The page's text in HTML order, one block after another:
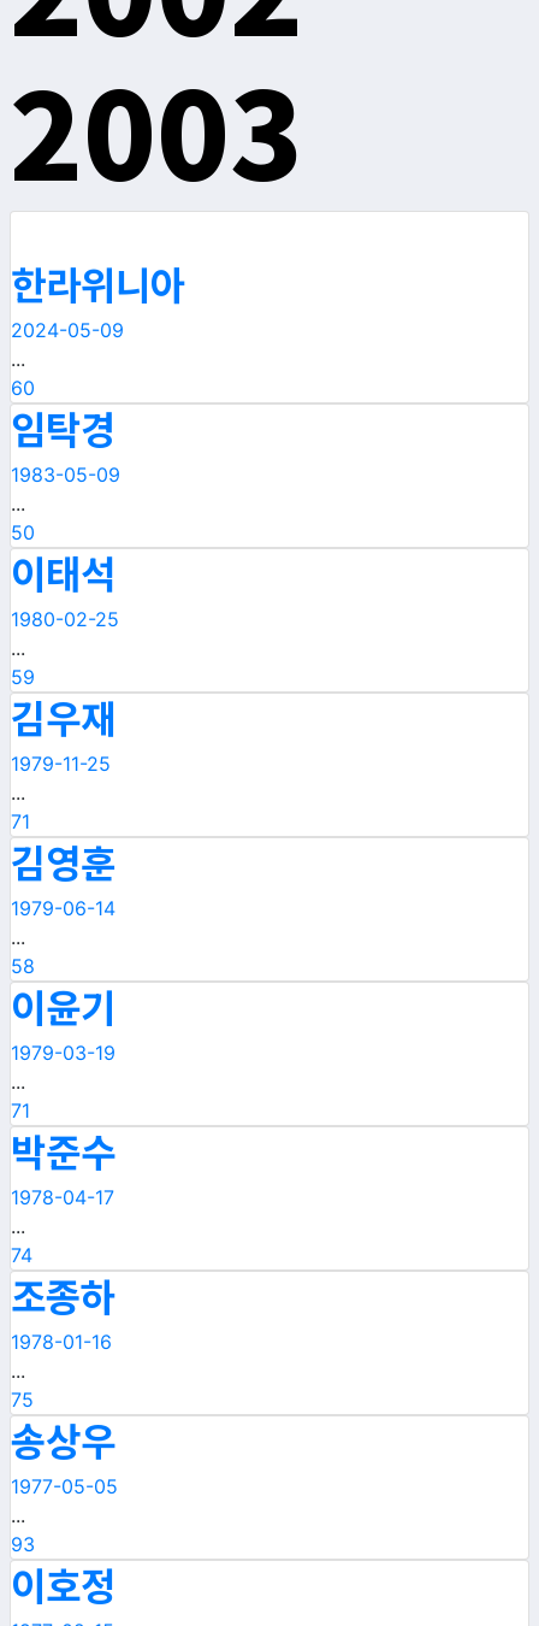
2003
한라위니아
2024-05-09
...
60
임탁경
1983-05-09
...
50
이태석
1980-02-25
...
59
김우재
1979-11-25
...
71
김영훈
1979-06-14
...
58
이윤기
1979-03-19
...
71
박준수
1978-04-17
...
74
조종하
1978-01-16
...
75
송상우
1977-05-05
...
93
이호정